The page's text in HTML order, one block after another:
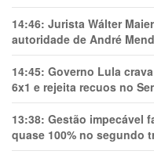
14:46: Jurista Wálter
autoridade de André
14:45: Governo Lula
6x1 e rejeita recuos no
13:38: Gestão impecável
quase 100% no segundo